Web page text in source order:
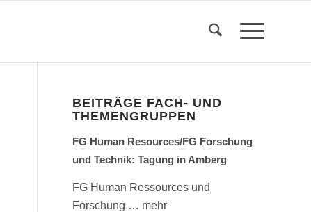
BEITRÄGE FACH- UND
THEMENGRUPPEN
FG Human Resources/FG Forschung
und Technik: Tagung in Amberg
FG Human Ressources und
Forschung … mehr